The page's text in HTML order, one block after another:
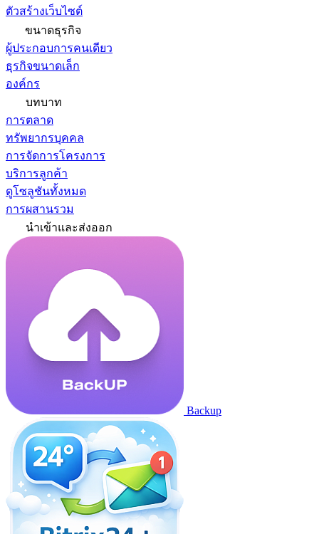
ตัวสร้างเว็บไซต์
ขนาดธุรกิจ
ผู้ประกอบการคนเดียว
ธุรกิจขนาดเล็ก
องค์กร
บทบาท
การตลาด
ทรัพยากรบุคคล
การจัดการโครงการ
บริการลูกค้า
ดูโซลูชันทั้งหมด
การผสานรวม
นำเข้าและส่งออก
Backup